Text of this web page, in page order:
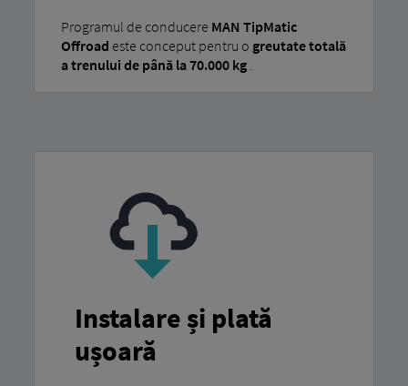
Programul de conducere MAN TipMatic
Offroad este conceput pentru o greutate totală
a trenului de până la 70.000 kg.
Instalare și plată
ușoară